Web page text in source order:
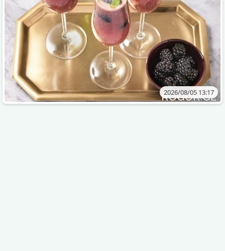
2026/08/05 13:17